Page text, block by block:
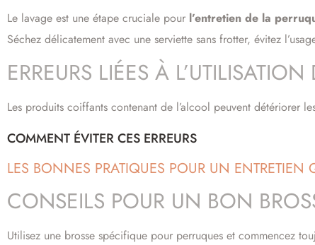
Le lavage est une étape cruciale pour l’entretien de la
Séchez délicatement avec une serviette sans frotter, évitez
ERREURS LIÉES À
Les produits coiffants contenant de l’alcool peuvent détériorer
COMMENT ÉVITER CES ERREURS
LES BONNES PRATIQUES POUR UN ENTRETIEN
CONSEILS POUR UN BON
Utilisez une brosse spécifique pour perruques et commencez